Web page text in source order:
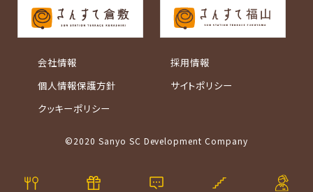
会社情報
個人情報保護方針
クッキーポリシー
採用情報
サイトポリシー
©2020 Sanyo SC Development Company